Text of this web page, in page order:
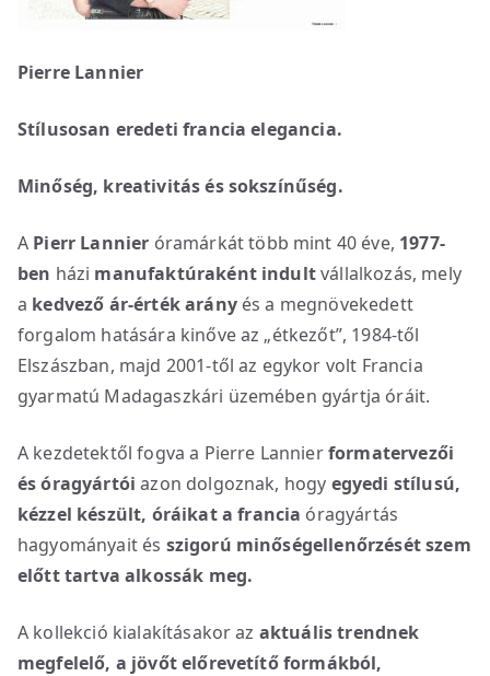
Pierre Lannier
Stílusosan eredeti francia elegancia.
Minőség, kreativitás és sokszínűség.
A Pierr Lannier óramárkát több mint 40 éve, 1977-
ben házi manufaktúraként indultvállalkozás, mely
a kedvező ár-érték arányés a megnövekedett
forgalom hatására kinőve az „étkezőt”, 1984-től
Elszászban, majd 2001-től az egykor volt Francia
gyarmatú Madagaszkári üzemében gyártja óráit.
A kezdetektől fogva a Pierre Lannierformatervezői
és óragyártói azon dolgoznak, hogy egyedi stílusú,
kézzel készült, óráikata francia óragyártás
hagyományait és szigorú minőségellenőrzését szem
előtt tartva alkossák meg.
A kollekció kialakításakor az aktuális trendnek
megfelelő, a jövőt előrevetítő formákból,